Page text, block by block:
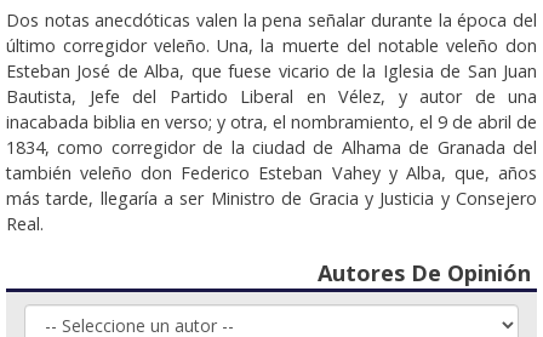
Dos notas anecdóticas valen la pena señalar durante la época del
último corregidor veleño. Una, la muerte del notable veleño don
Esteban José de Alba, que fuese vicario de la Iglesia de San Juan
Bautista, Jefe del Partido Liberal en Vélez, y autor de una
inacabada biblia en verso; y otra, el nombramiento, el 9 de abril de
1834, como corregidor de la ciudad de Alhama de Granada del
también veleño don Federico Esteban Vahey y Alba, que, años
más tarde, llegaría a ser Ministro de Gracia y Justicia y Consejero
Real.
Autores De Opinión